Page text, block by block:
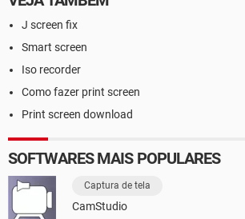
J screen fix
Smart screen
Iso recorder
Como fazer print screen
Print screen download
SOFTWARES MAIS POPULARES
Captura de tela
CamStudio